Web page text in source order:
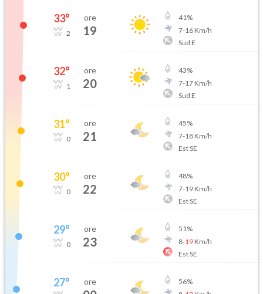
33°
2
ore
19
41%
7-16Km/h
Sud E
32°
1
ore
20
43%
7-17Km/h
Sud E
31°
0
ore
21
45%
7-18Km/h
Est SE
30°
0
ore
22
48%
7-19Km/h
Est SE
29°
0
ore
23
51%
8-19Km/h
Est SE
27° ore 56%